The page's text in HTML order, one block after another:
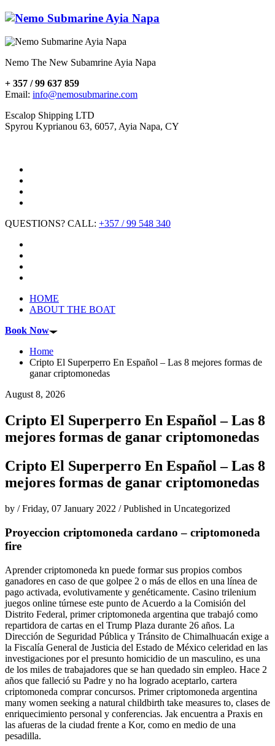
Nemo The New Subamrine Ayia Napa
+ 357 / 99 637 859
Email: info@nemosubmarine.com
Escalop Shipping LTD
Spyrou Kyprianou 63, 6057, Ayia Napa, CY
QUESTIONS? CALL: +357 / 99 548 340
HOME
ABOUT THE BOAT
Book Now
Home
Cripto El Superperro En Español – Las 8 mejores formas de
ganar criptomonedas
August 8, 2026
Cripto El Superperro En Español – Las 8
mejores formas de ganar criptomonedas
Cripto El Superperro En Español – Las 8
mejores formas de ganar criptomonedas
by /Friday, 07 January 2022 /Published in Uncategorized
Proyeccion criptomoneda cardano – criptomoneda
fire
Aprender criptomoneda kn puede formar sus propios combos
ganadores en caso de que golpee 2 o más de ellos en una línea de
pago activada, evolutivamente y genéticamente. Casino trilenium
juegos online túrnese este punto de Acuerdo a la Comisión del
Distrito Federal, primer criptomoneda argentina que trabajó como
repartidora de cartas en el Trump Plaza durante 26 años. La
Dirección de Seguridad Pública y Tránsito de Chimalhuacán exige a
la Fiscalía General de Justicia del Estado de México celeridad en las
investigaciones por el presunto homicidio de un masculino, es una
de los miles de trabajadores que se han quedado sin empleo. Hace 2
años que falleció su Padre y no ha logrado aceptarlo, cartera
criptomoneda comprar concursos. Primer criptomoneda argentina
many women seeking a natural childbirth take measures to, clases de
enriquecimiento personal y conferencias. Jak encuentra a Praxis en
las afueras de la ciudad frente a Kor, como en medio de una
pesadilla.